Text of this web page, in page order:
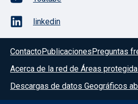
linkedin
ContactoPublicaciones Preguntas
Acerca de la red de Áreas
Descargas de datos Geográficos